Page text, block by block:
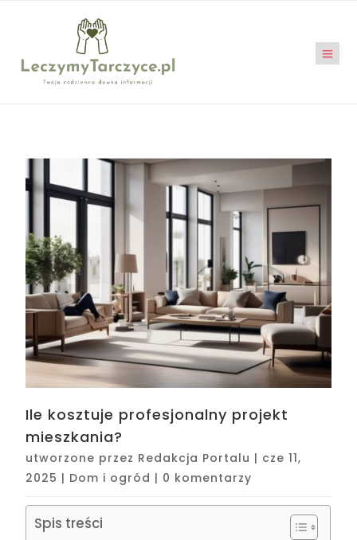
Ile kosztuje profesjonalny projekt
mieszkania?
utworzone przez Redakcja Portalu | cze 11,
2025 | Dom i ogród | 0 komentarzy
Spis treści